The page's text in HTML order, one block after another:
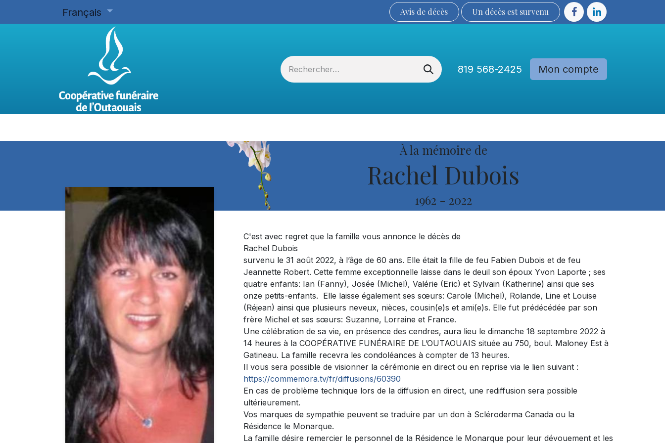
Français Avis de décès Un décès est sur​​​​​​​​ve​nu​​​​​​​​​​
819 568-2425 Mon compte
À la mémoire de
Rachel Dubois
1962 - 2022
C'est avec regret que la famille vous annonce le décès de
Rachel Dubois
survenu le 31 août 2022, à l’âge de 60 ans. Elle était la fille de feu Fabien Dubois et de feu
Jeannette Robert. Cette femme exceptionnelle laisse dans le deuil son époux Yvon Laporte ; ses
quatre enfants: Ian (Fanny), Josée (Michel), Valérie (Eric) et Sylvain (Katherine) ainsi que ses
onze petits-enfants. Elle laisse également ses sœurs: Carole (Michel), Rolande, Line et Louise
(Réjean) ainsi que plusieurs neveux, nièces, cousin(e)s et ami(e)s. Elle fut prédécédée par son
frère Michel et ses sœurs: Suzanne, Lorraine et France.
Une célébration de sa vie, en présence des cendres, aura lieu le dimanche 18 septembre 2022 à
14 heures à la COOPÉRATIVE FUNÉRAIRE DE L’OUTAOUAIS située au 750, boul. Maloney Est à
Gatineau. La famille recevra les condoléances à compter de 13 heures.
Il vous sera possible de visionner la cérémonie en direct ou en reprise via le lien suivant :
https://commemora.tv/fr/diffusions/60390
En cas de problème technique lors de la diffusion en direct, une rediffusion sera possible
ultérieurement.
Vos marques de sympathie peuvent se traduire par un don à Scléroderma Canada ou la
Résidence le Monarque.
La famille désire remercier le personnel de la Résidence le Monarque pour leur dévouement et les